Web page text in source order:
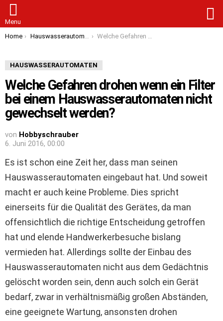
Menu
You are here:
Home Hauswasserautomaten Welche Gefahren drohen wenn ein Filter bei einem Hauswasserautomaten nicht gewechselt werden?
HAUSWASSERAUTOMATEN
Welche Gefahren drohen wenn ein Filter
bei einem Hauswasserautomaten nicht
gewechselt werden?
von Hobbyschrauber
6. Juni 2016, 00:00
Es ist schon eine Zeit her, dass man seinen
Hauswasserautomaten eingebaut hat. Und soweit
macht er auch keine Probleme. Dies spricht
einerseits für die Qualität des Gerätes, da man
offensichtlich die richtige Entscheidung getroffen
hat und elende Handwerkerbesuche bislang
vermieden hat. Allerdings sollte der Einbau des
Hauswasserautomaten nicht aus dem Gedächtnis
gelöscht worden sein, denn auch solch ein Gerät
bedarf, zwar in verhältnismäßig großen Abständen,
eine geeignete Wartung, ansonsten drohen